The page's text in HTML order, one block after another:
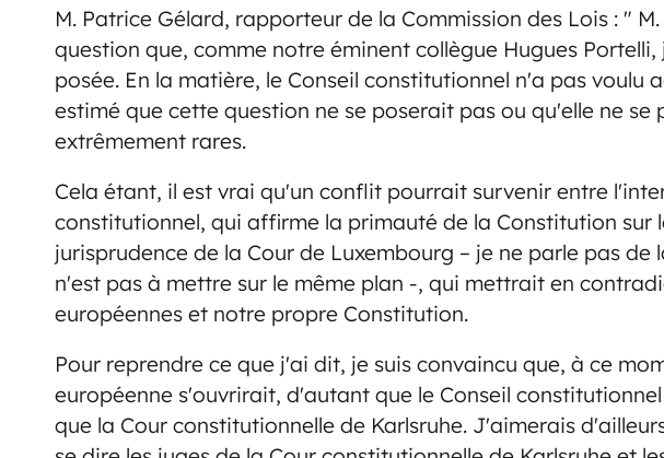
M. Patrice Gélard, rapporteur de la Commission des Lois : "
question que, comme notre éminent collègue Hugues
posée. En la matière, le Conseil constitutionnel n'a pas voulu
estimé que cette question ne se poserait pas ou qu'elle ne se
extrêmement rares.
Cela étant, il est vrai qu'un conflit pourrait survenir entre
constitutionnel, qui affirme la primauté de la Constitution sur
jurisprudence de la Cour de Luxembourg – je ne parle pas de
n'est pas à mettre sur le même plan -, qui mettrait en
européennes et notre propre Constitution.
Pour reprendre ce que j'ai dit, je suis convaincu que, à ce
européenne s'ouvrirait, d'autant que le Conseil
que la Cour constitutionnelle de Karlsruhe. J'aimerais